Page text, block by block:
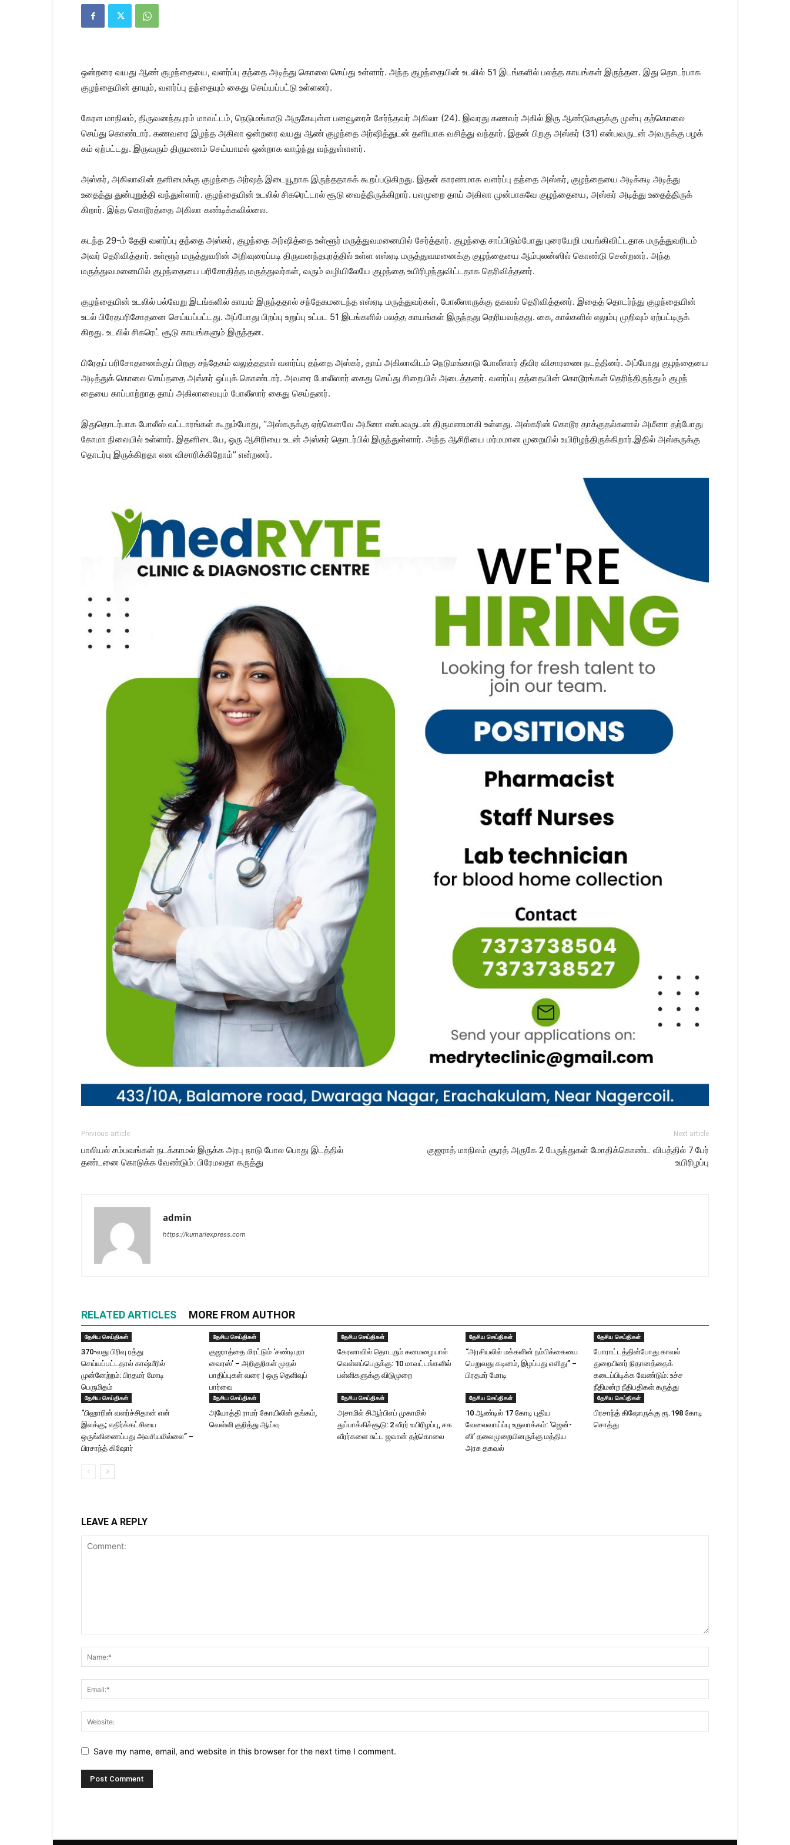
|
Kanyakumari
ஒன்​றரை வயது ஆண் குழந்​தையை, வளர்ப்பு தந்தை அடித்து கொலை செய்து உள்​ளார். அந்த குழந்​தை​யின் உடலில் 51 இடங்​களில் பலத்த காயங்​கள் இருந்​தன. இது தொடர்பாக
குழந்​தை​யின் தாயும், வளர்ப்பு தந்​தை​யும் கைது செய்​யப்​பட்டு உள்​ளனர்.
கேரள மாநிலம், திருவனந்தபுரம் மாவட்​டம், நெடுமங்​காடு அருகே​யுள்ள பனவூரைச் சேர்ந்​தவர் அகிலா (24). இவரது கணவர் அகில் இரு ஆண்​டு​களுக்கு முன்பு தற்​கொலை
செய்து கொண்டார். கணவரை இழந்த அகிலா ஒன்​றரை வயது ஆண் குழந்தை அர்​ஷித்​துடன் தனி​யாக வசித்து வந்​தார். இதன் பிறகு அஸ்​கர் (31) என்​பவருடன் அவருக்கு பழக்​
கம் ஏற்​பட்​டது. இரு​வரும் திரு​மணம் செய்​யாமல் ஒன்​றாக வாழ்ந்து வந்​துள்​ளனர்.
அஸ்​கர், அகிலா​வின் தனிமைக்கு குழந்தை அர்​ஷத் இடையூறாக இருந்​த​தாகக் கூறப்​படு​கிறது. இதன்​ காரண​மாக வளர்ப்பு தந்தை அஸ்​கர், குழந்​தையை அடிக்​கடி அடித்து
உதைத்து துன்​புறுத்தி வந்​துள்​ளார். குழந்​தை​யின் உடலில் சிகரெட்​டால் சூடு வைத்​திருக்கிறார். பலமுறை தாய் அகிலா முன்​பாகவே குழந்​தையை, அஸ்​கர் அடித்து உதைத்​திருக்​
கிறார். இந்த கொடூரத்தை அகிலா கண்​டிக்​க​வில்​லை.
கடந்த 29-ம் தேதி வளர்ப்பு தந்தை அஸ்​கர், குழந்தை அர்​ஷித்தை உள்​ளூர் மருத்​து​வ​மனை​யில் சேர்த்​தார். குழந்தை சாப்​பிடும்​போது புரையேறி மயங்​கி​விட்​ட​தாக மருத்​து​வரிடம்
அவர் தெரிவித்​தார். உள்​ளூர் மருத்​து​வரின் அறி​வுரைப்​படி திருவனந்தபுரத்​தில் உள்ள எஸ்​ஏடி மருத்​து​வ​மனைக்கு குழந்​தையை ஆம்​புலன்​ஸில் கொண்டு சென்​றனர். அந்த
மருத்துவமனை​யில் குழந்​தையை பரிசோ​தித்த மருத்​து​வர்​கள், வரும் வழி​யிலேயே குழந்தை உயி​ரிழந்​து​விட்​ட​தாக தெரிவித்தனர்.
குழந்​தை​யின் உடலில் பல்​வேறு இடங்​களில் காயம் இருந்​த​தால் சந்​தேகமடைந்த எஸ்​ஏடி மருத்​து​வர்​கள், போலீ​ஸாருக்கு தகவல் தெரி​வித்​தனர். இதைத் தொடர்ந்து குழந்​தை​யின்
உடல் பிரேதபரிசோதனை செய்​யப்​பட்​டது. அப்​போது பிறப்பு உறுப்பு உட்பட 51 இடங்​களில் பலத்த காயங்​கள் இருந்​தது தெரிய​வந்​தது. கை, கால்​களில் எலும்பு முறி​வும் ஏற்​பட்​டிருக்​
கிறது. உடலில் சிகரெட் சூடு காயங்​களும் இருந்​தன.
பிரேதப் பரிசோதனைக்​குப் பிறகு சந்​தேகம் வலுத்​த​தால் வளர்ப்பு தந்தை அஸ்​கர், தாய் அகிலா​விடம் நெடுமங்​காடு போலீ​ஸார் தீவிர விசா​ரணை நடத்​தினர். அப்​போது குழந்​தையை
அடித்​துக் கொலை செய்​ததை அஸ்​கர் ஒப்​புக் கொண்​டார். அவரை போலீஸார் கைது செய்து சிறை​யில் அடைத்​தனர். வளர்ப்பு தந்தை​யின் கொடூரங்​கள் தெரிந்​திருந்​தும் குழந்​
தையை காப்பாற்றாத தாய் அகிலா​வை​யும் போலீ​ஸார் கைது செய்​தனர்.
இதுதொடர்​பாக போலீஸ் வட்​டாரங்​கள் கூறும்போது, ‘‘அஸ்​கருக்கு ஏற்​கெனவே அமீனா என்​பவருடன் திரு​மண​மாகி உள்​ளது. அஸ்கரின் கொடூர தாக்​குதல்​களால் அமீனா தற்​போது
கோமா நிலை​யில் உள்​ளார். இதனிடையே, ஒரு ஆசிரியை உடன் அஸ்​கர் தொடர்​பில் இருந்​துள்​ளார். அந்த ஆசிரியை மர்​ம​மான முறை​யில் உயி​ரிழந்​திருக்​கிறார்.இதில் அஸ்கருக்கு
தொடர்பு இருக்கிறதா என விசாரிக்கிறோம்’’ என்றனர்.
Previous article
பாலியல் சம்பவங்கள் நடக்காமல் இருக்க அரபு நாடு போல பொது இடத்தில்
தண்டனை கொடுக்க வேண்டும்: பிரேமலதா கருத்து
Next article
குஜராத் மாநிலம் சூரத் அருகே 2 பேருந்துகள் மோதிக்கொண்ட விபத்தில் 7 பேர்
உயிரிழப்பு
admin
https://kumariexpress.com
RELATED ARTICLES MORE FROM AUTHOR
தேசிய செய்திகள்
370-வது பிரிவு ரத்து
செய்யப்பட்டதால் காஷ்மீரில்
முன்னேற்றம்: பிரதமர் மோடி
பெருமிதம்
தேசிய செய்திகள்
குஜராத்தை மிரட்டும் ‘சண்டிபுரா
வைரஸ்’ – அறிகுறிகள் முதல்
பாதிப்புகள் வரை | ஒரு தெளிவுப்
பார்வை
தேசிய செய்திகள்
கேரளாவில் தொடரும் கனமழையால்
வெள்ளப்பெருக்கு: 10 மாவட்டங்களில்
பள்ளிகளுக்கு விடுமுறை
தேசிய செய்திகள்
“அரசியலில் மக்களின் நம்பிக்கையை
பெறுவது கடினம், இழப்பது எளிது” –
பிரதமர் மோடி
தேசிய செய்திகள்
போராட்டத்தின்போது காவல்
துறையினர் நிதானத்தைக்
கடைப்பிடிக்க வேண்டும்: உச்ச
நீதிமன்ற நீதிபதிகள் கருத்து
தேசிய செய்திகள்
“பிஹாரின் வளர்ச்சிதான் என்
இலக்கு; எதிர்க்கட்சியை
ஒருங்கிணைப்பது அவசியமில்லை” –
பிரசாந்த் கிஷோர்
தேசிய செய்திகள்
அயோத்தி ராமர் கோயிலின் தங்கம்,
வெள்ளி குறித்து ஆய்வு
தேசிய செய்திகள்
அசாமில் சிஆர்பிஎப் முகாமில்
துப்பாக்கிச்சூடு: 2 வீரர் உயிரிழப்பு, சக
வீரர்களை சுட்ட ஜவான் தற்கொலை
தேசிய செய்திகள்
10 ஆண்டில் 17 கோடி புதிய
வேலைவாய்ப்பு உருவாக்கம்: ‘ஜென்-
ஸி’ தலைமுறையினருக்கு மத்திய
அரசு தகவல்
தேசிய செய்திகள்
பிரசாந்த் கிஷோருக்கு ரூ.198 கோடி
சொத்து
LEAVE A REPLY
Save my name, email, and website in this browser for the next time I comment.